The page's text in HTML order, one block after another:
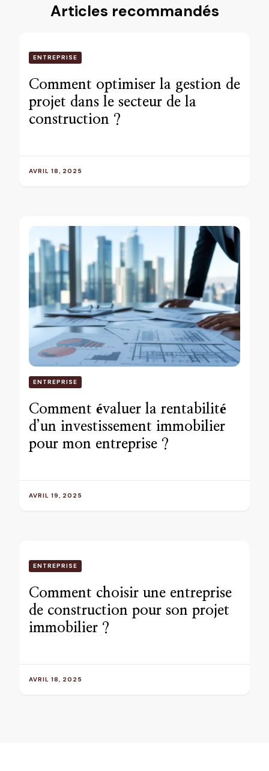
Articles recommandés
ENTREPRISE
Comment optimiser la gestion de
projet dans le secteur de la
construction ?
AVRIL 18, 2025
ENTREPRISE
Comment évaluer la rentabilité
d’un investissement immobilier
pour mon entreprise ?
AVRIL 19, 2025
ENTREPRISE
Comment choisir une entreprise
de construction pour son projet
immobilier ?
AVRIL 18, 2025